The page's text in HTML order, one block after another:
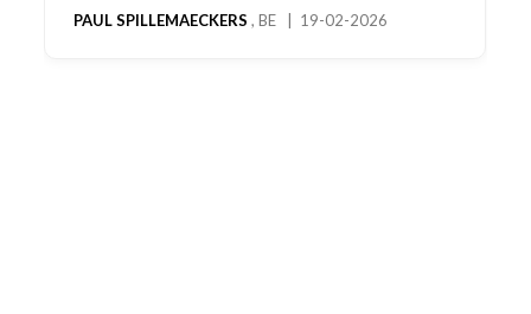
bestelling al ontvangen met gifts, waardoor je